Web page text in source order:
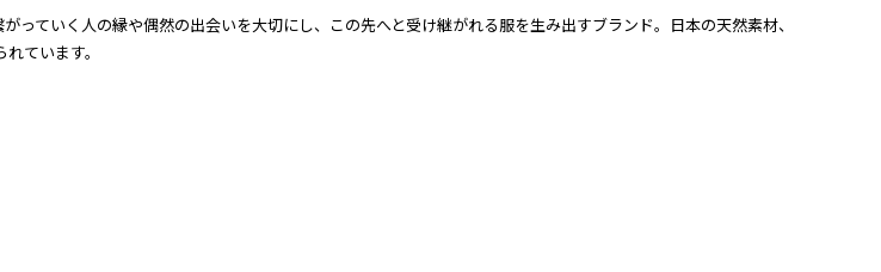
っていく人の縁や偶然の出会いを大切にし、この先へと受け継がれる服を生み出すブランド。日本の天然素材、
ています。